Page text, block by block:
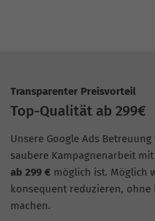
Transparenter Preisvorteil
Top-Qualität ab 299€
Unsere Google Ads
saubere Kampagnenarbeit
ab 299 € möglich ist. Möglich
konsequent reduzieren,
machen.